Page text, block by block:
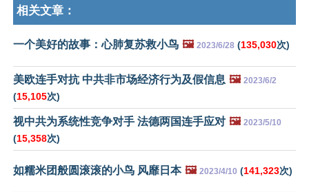
相关文章：
一个美好的故事：心肺复苏救小鸟 🖼️ 2023/6/28 (135,030次)
美欧连手对抗 中共非市场经济行为及假信息 🖼️ 2023/6/2
(15,105次)
视中共为系统性竞争对手 法德两国连手应对 🖼️ 2023/5/10
(15,358次)
如糯米团般圆滚滚的小鸟 风靡日本 🖼️ 2023/4/10 (141,323次)